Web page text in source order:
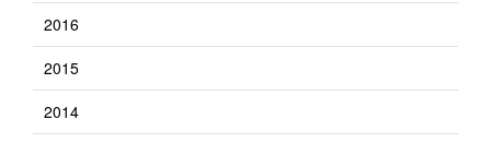
2016
2015
2014